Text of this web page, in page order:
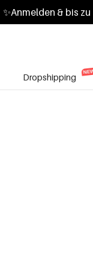
✨Anmelden & bis
Dropshipping